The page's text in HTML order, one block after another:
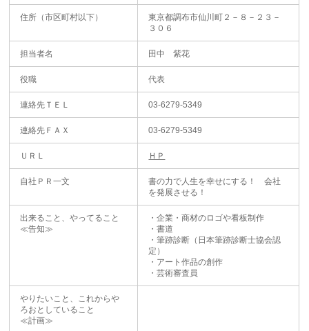
住所（市区町村以下）
東京都調布市仙川町２－８－２３－
３０６
担当者名 田中 紫花
役職 代表
連絡先ＴＥＬ 03-6279-5349
連絡先ＦＡＸ 03-6279-5349
ＵＲＬ ＨＰ
自社ＰＲ一文
書の力で人生を幸せにする！ 会社
を発展させる！
出来ること、やってること
≪告知≫
・企業・商材のロゴや看板制作
・書道
・筆跡診断（日本筆跡診断士協会認
定）
・アート作品の創作
・芸術審査員
やりたいこと、これからや
ろおとしていること
≪計画≫